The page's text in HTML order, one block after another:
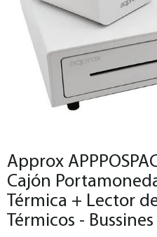
Approx
Cajón
Térmica + Lector
Térmicos -